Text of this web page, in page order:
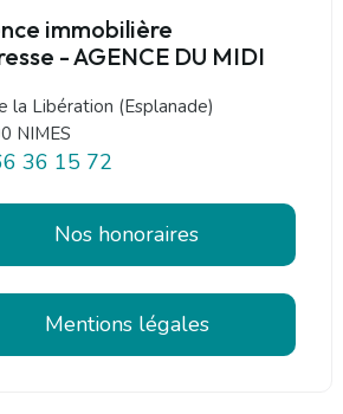
immobilière
- AGENCE DU MIDI
la Libération (Esplanade)
NIMES
36 15 72
Nos honoraires
Mentions légales